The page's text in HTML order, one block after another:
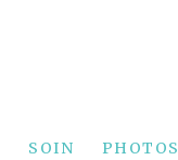
SOIN PHOTOS